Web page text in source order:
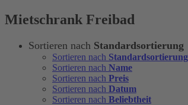
Mietschrank Freibad
Sortieren nach Standardsortierung
Sortieren nach Standardsortierung
Sortieren nach Name
Sortieren nach Preis
Sortieren nach Datum
Sortieren nach Beliebtheit